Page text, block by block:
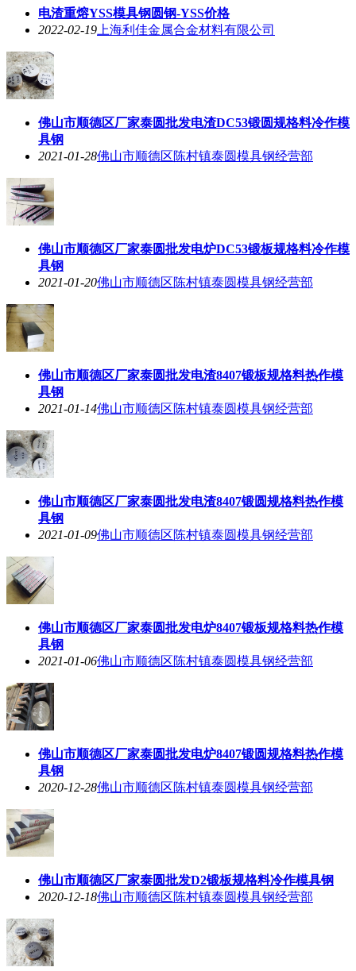
电渣重熔YSS模具钢圆钢-YSS价格
2022-02-19 上海利佳金属合金材料有限公司
佛山市顺德区厂家泰圆批发电渣DC53锻圆规格料冷作模
具钢
2021-01-28佛山市顺德区陈村镇泰圆模具钢经营部
佛山市顺德区厂家泰圆批发电炉DC53锻板规格料冷作模
具钢
2021-01-20佛山市顺德区陈村镇泰圆模具钢经营部
佛山市顺德区厂家泰圆批发电渣8407锻板规格料热作模
具钢
2021-01-14佛山市顺德区陈村镇泰圆模具钢经营部
佛山市顺德区厂家泰圆批发电渣8407锻圆规格料热作模
具钢
2021-01-09佛山市顺德区陈村镇泰圆模具钢经营部
佛山市顺德区厂家泰圆批发电炉8407锻板规格料热作模
具钢
2021-01-06佛山市顺德区陈村镇泰圆模具钢经营部
佛山市顺德区厂家泰圆批发电炉8407锻圆规格料热作模
具钢
2020-12-28佛山市顺德区陈村镇泰圆模具钢经营部
佛山市顺德区厂家泰圆批发D2锻板规格料冷作模具钢
2020-12-18佛山市顺德区陈村镇泰圆模具钢经营部